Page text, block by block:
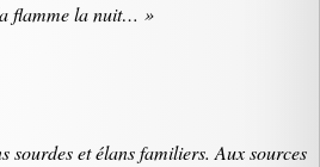
flamme la nuit… »
sourdes et élans familiers. Aux sources